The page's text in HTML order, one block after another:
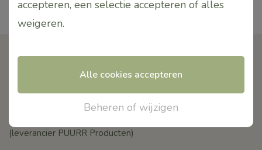
Contact
(leverancier PUURR Producten)
accepteren, een selectie accepteren of alles
weigeren.
Alle cookies accepteren
Beheren of wijzigen